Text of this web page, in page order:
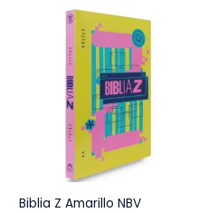
Biblia Z Amarillo NBV